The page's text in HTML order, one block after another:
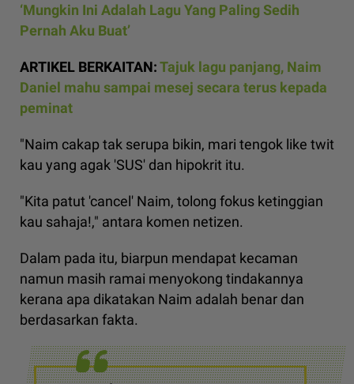
‘Mungkin Ini Adalah Lagu Yang Paling Sedih
Pernah Aku Buat’
ARTIKEL BERKAITAN:Tajuk lagu panjang, Naim
Daniel mahu sampai mesej secara terus kepada
peminat
"Naim cakap tak serupa bikin, mari tengok like twit
kau yang agak 'SUS' dan hipokrit itu.
"Kita patut 'cancel' Naim, tolong fokus ketinggian
kau sahaja!," antara komen netizen.
Dalam pada itu, biarpun mendapat kecaman
namun masih ramai menyokong tindakannya
kerana apa dikatakan Naim adalah benar dan
berdasarkan fakta.